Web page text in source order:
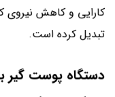
کارایی و کاهش نیروی
تبدیل کرده است.
دستگاه پوست گیر